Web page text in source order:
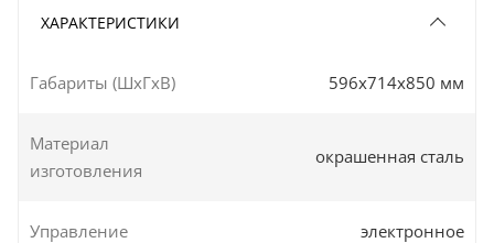
ХАРАКТЕРИСТИКИ
Габариты (ШxГxВ) 596x714x850 мм
Материал
изготовления
окрашенная сталь
Управление электронное